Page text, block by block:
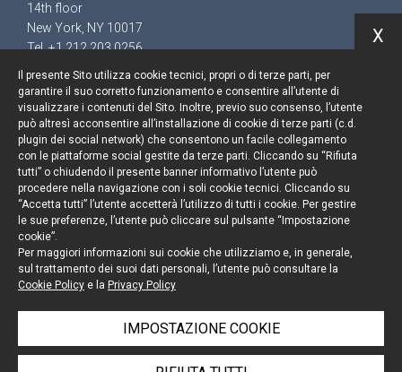
14th floor
New York, NY 10017
Tel. +1 212 203 0256
Resta aggiornato
Cookie policy
Informativa privacy
Note legali
Credits
Il presente Sito utilizza cookie tecnici, propri o di terze parti, per
garantire il suo corretto funzionamento e consentire all’utente di
visualizzare i contenuti del Sito. Inoltre, previo suo consenso, l’utente
può altresì acconsentire all’installazione di cookie di terze parti (c.d.
plugin dei social network) che consentono un facile collegamento
con le piattaforme social gestite da terze parti. Cliccando su “Rifiuta
tutti” o chiudendo il presente banner informativo l’utente può
procedere nella navigazione con i soli cookie tecnici. Cliccando su
“Accetta tutti” l’utente accetterà l’utilizzo di tutti i cookie. Per gestire
le sue preferenze, l’utente può cliccare sul pulsante “Impostazione
cookie”.
Per maggiori informazioni sui cookie che utilizziamo e, in generale,
sul trattamento dei suoi dati personali, l’utente può consultare la
Cookie Policy e la Privacy Policy
IMPOSTAZIONE COOKIE
X